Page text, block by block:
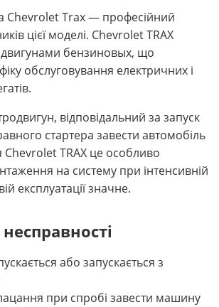
Chevrolet Trax — професійний
цієї моделі. Chevrolet TRAX
двигунами бензиновых, що
обслуговування електричних і
відповідальний за запуск
стартера завести автомобіль
TRAX це особливо
на систему при інтенсивній
експлуатації значне.
або запускається з
при спробі завести машину